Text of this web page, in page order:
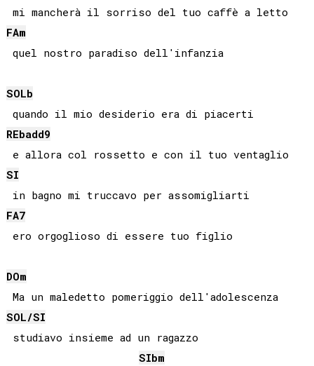
FAm
quel nostro paradiso dell'infanzia
SOLb
REbadd9
SI
FA7
DOm
Ma un maledetto pomeriggio dell'adolescenza
SOL/SI
studiavo insieme ad un ragazzo
SIbm